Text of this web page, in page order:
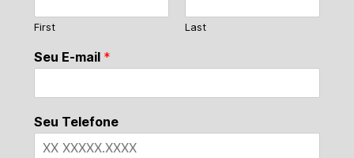
First Last
Seu E-mail *
Seu Telefone